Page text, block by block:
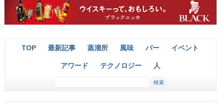
TOP 最新記事 蒸溜所 風味 バー イベント
アワード テクノロジー 人